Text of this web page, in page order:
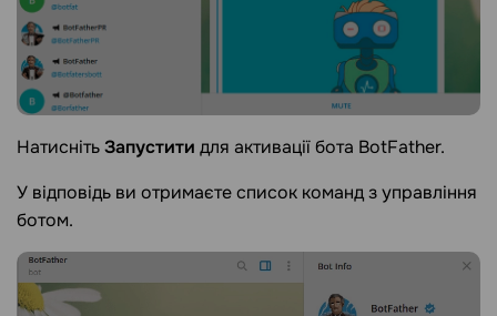
НатиснітьЗапустити для активації бота BotFather.
У відповідь ви отримаєте список команд з управління
ботом.